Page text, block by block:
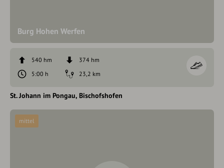
Burg Hohen Werfen
540 hm
374 hm
5:00 h
23,2 km
St. Johann im Pongau Bischofshofen
mittel